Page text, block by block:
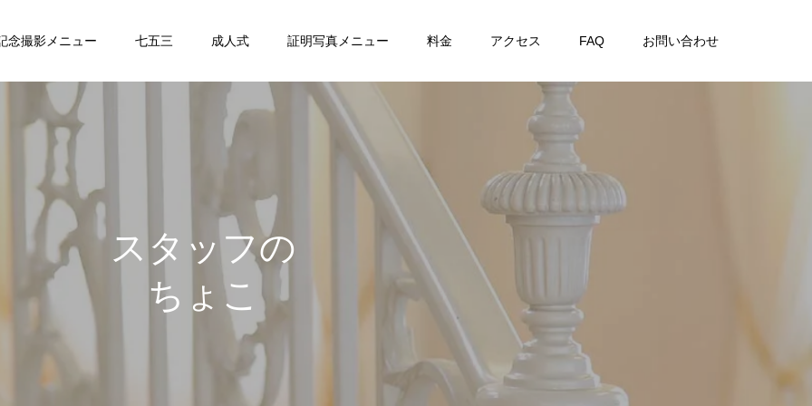
念撮影メニュー 七五三 成人式 証明写真メニュー 料金 アクセス FAQ お問い合わせ
ス タ ッフの
ち
こっと日記 。